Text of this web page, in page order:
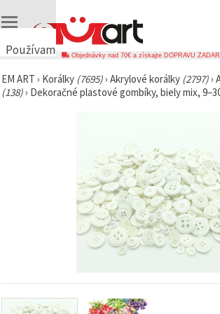
Používame
🍪
Používame
a
zobrazovali
relevantnejší
Objednávky nad 70€ a získajte DOPRAVU
EM ART › Korálky (7695)› Akrylové korálky (2797)›
(138)› Dekoračné plastové gombíky, biely mix,